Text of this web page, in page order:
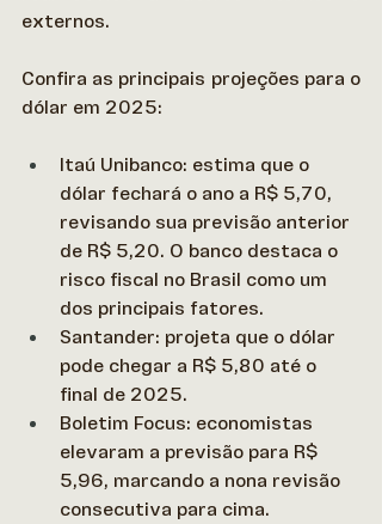
externos.
Confira as principais projeções para o
dólar em 2025:
Itaú Unibanco: estima que o
dólar fechará o ano a R$ 5,70,
revisando sua previsão anterior
de R$ 5,20. O banco destaca o
risco fiscal no Brasil como um
dos principais fatores.
Santander: projeta que o dólar
pode chegar a R$ 5,80 até o
final de 2025.
Boletim Focus: economistas
elevaram a previsão para R$
5,96, marcando a nona revisão
consecutiva para cima.